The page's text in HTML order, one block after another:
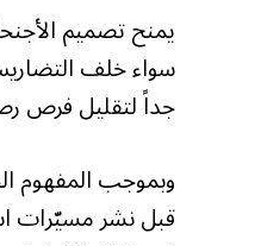
يمنح تصميم
سواء خلف
جداً لتقليل فرص
وبموجب المفهوم
قبل نشر مسيّرات